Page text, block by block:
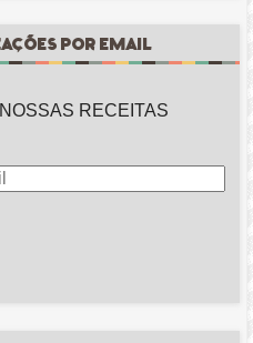
POR EMAIL
RECEITAS